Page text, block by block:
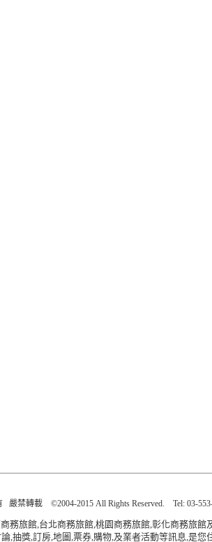
嚴禁轉載 ©2004-2015 All Rights Reserved. Tel: 03-
務旅館,台北商務旅館,桃園商務旅館,彰化商務旅
,抽獎,訂房,地圖,票券,購物,及業者活動等訊息,是您